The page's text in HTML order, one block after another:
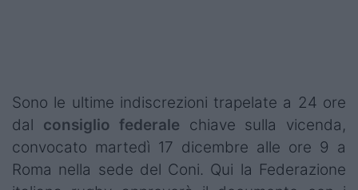
Sono le ultime indiscrezioni trapelate a 24 ore
dal consiglio federale chiave sulla vicenda,
convocato martedì 17 dicembre alle ore 9 a
Roma nella sede del Coni. Qui la Federazione